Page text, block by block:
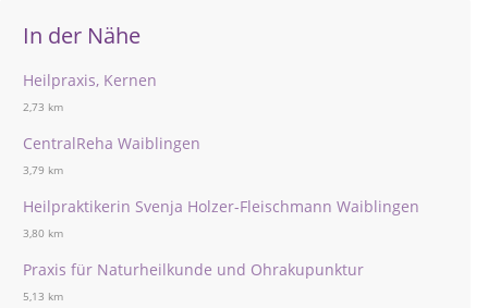
In der Nähe
Heilpraxis, Kernen
2,73 km
CentralReha Waiblingen
3,79 km
Heilpraktikerin Svenja Holzer-Fleischmann Waiblingen
3,80 km
Praxis für Naturheilkunde und Ohrakupunktur
5,13 km